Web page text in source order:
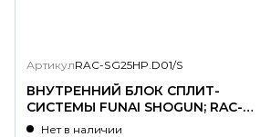
АртикулRAC-SG25HP.D01/S
ВНУТРЕННИЙ БЛОК СПЛИТ-
СИСТЕМЫ FUNAI SHOGUN; RAC-
SG25HP.D01/S
Нет в наличии